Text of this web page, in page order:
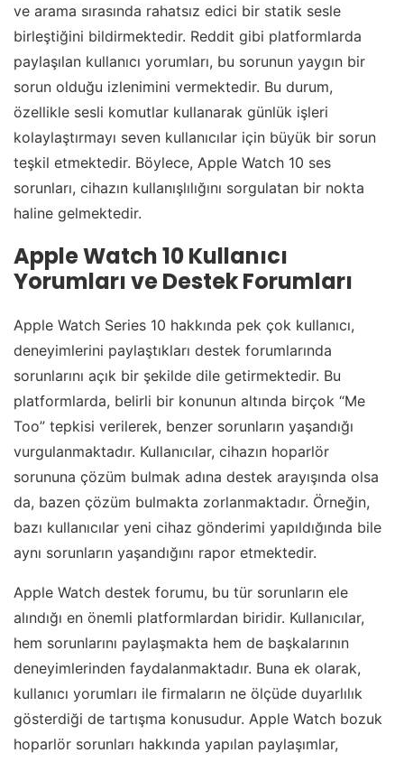
ve arama sırasında rahatsız edici bir statik sesle
birleştiğini bildirmektedir. Reddit gibi platformlarda
paylaşılan kullanıcı yorumları, bu sorunun yaygın bir
sorun olduğu izlenimini vermektedir. Bu durum,
özellikle sesli komutlar kullanarak günlük işleri
kolaylaştırmayı seven kullanıcılar için büyük bir sorun
teşkil etmektedir. Böylece, Apple Watch 10 ses
sorunları, cihazın kullanışlılığını sorgulatan bir nokta
haline gelmektedir.
Apple Watch 10 Kullanıcı
Yorumları ve Destek Forumları
Apple Watch Series 10 hakkında pek çok kullanıcı,
deneyimlerini paylaştıkları destek forumlarında
sorunlarını açık bir şekilde dile getirmektedir. Bu
platformlarda, belirli bir konunun altında birçok “Me
Too” tepkisi verilerek, benzer sorunların yaşandığı
vurgulanmaktadır. Kullanıcılar, cihazın hoparlör
sorununa çözüm bulmak adına destek arayışında olsa
da, bazen çözüm bulmakta zorlanmaktadır. Örneğin,
bazı kullanıcılar yeni cihaz gönderimi yapıldığında bile
aynı sorunların yaşandığını rapor etmektedir.
Apple Watch destek forumu, bu tür sorunların ele
alındığı en önemli platformlardan biridir. Kullanıcılar,
hem sorunlarını paylaşmakta hem de başkalarının
deneyimlerinden faydalanmaktadır. Buna ek olarak,
kullanıcı yorumları ile firmaların ne ölçüde duyarlılık
gösterdiği de tartışma konusudur. Apple Watch bozuk
hoparlör sorunları hakkında yapılan paylaşımlar,